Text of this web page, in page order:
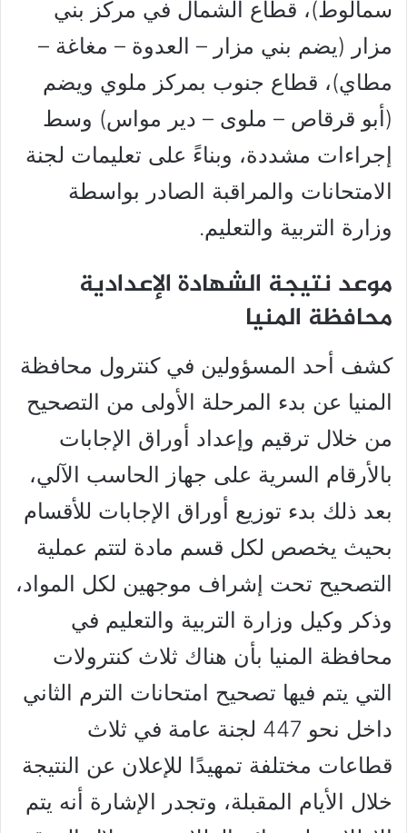
سمالوط)، قطاع الشمال في مركز بني
مزار (يضم بني مزار – العدوة – مغاغة –
مطاي)، قطاع جنوب بمركز ملوي ويضم
(أبو قرقاص – ملوى – دير مواس) وسط
إجراءات مشددة، وبناءً على تعليمات لجنة
الامتحانات والمراقبة الصادر بواسطة
وزارة التربية والتعليم.
موعد نتيجة الشهادة الإعدادية
محافظة المنيا
كشف أحد المسؤولين في كنترول محافظة
المنيا عن بدء المرحلة الأولى من التصحيح
من خلال ترقيم وإعداد أوراق الإجابات
بالأرقام السرية على جهاز الحاسب الآلي،
بعد ذلك بدء توزيع أوراق الإجابات للأقسام
بحيث يخصص لكل قسم مادة لتتم عملية
التصحيح تحت إشراف موجهين لكل المواد،
وذكر وكيل وزارة التربية والتعليم في
محافظة المنيا بأن هناك ثلاث كنترولات
التي يتم فيها تصحيح امتحانات الترم الثاني
داخل نحو 447 لجنة عامة في ثلاث
قطاعات مختلفة تمهيدًا للإعلان عن النتيجة
خلال الأيام المقبلة، وتجدر الإشارة أنه يتم